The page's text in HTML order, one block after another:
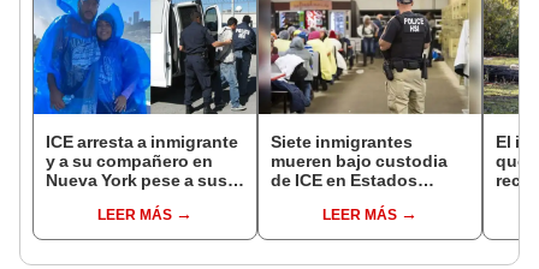
ICE arresta a inmigrante
y a su compañero en
Nueva York pese a sus
"Salimos a trabajar y
nos pillaron sin más"
LEER MÁS
Siete inmigrantes
mueren bajo custodia
de ICE en Estados
oficial de fallecidos
LEER MÁS
El
que
asno